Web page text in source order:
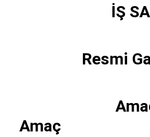
İŞ SA
Resmi
Ama
Amaç